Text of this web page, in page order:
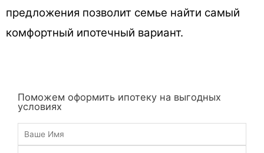
предложения позволит семье найти самый
комфортный ипотечный вариант.
Поможем оформить ипотеку на выгодных
условиях